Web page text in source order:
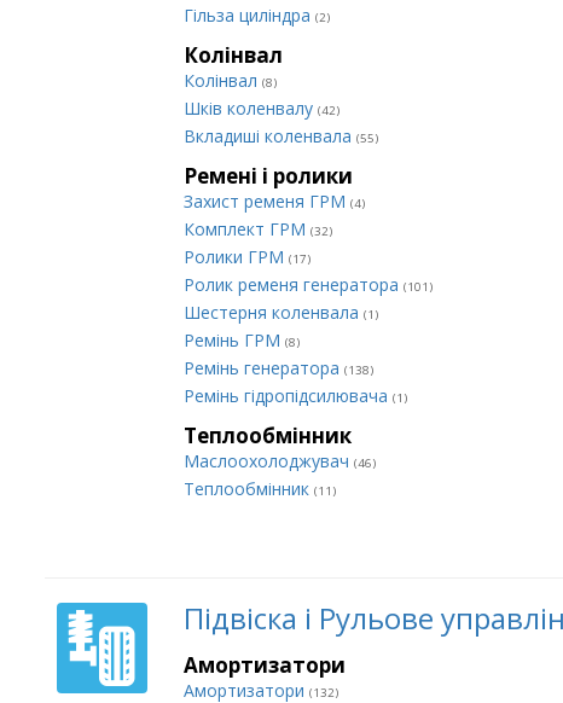
Гільза циліндра (2)
Колінвал
Колінвал (8)
Шків коленвалу (42)
Вкладиші коленвала (55)
Ремені і ролики
Захист ременя ГРМ (4)
Комплект ГРМ (32)
Ролики ГРМ (17)
Ролик ременя генератора (101)
Шестерня коленвала (1)
Ремінь ГРМ (8)
Ремінь генератора (138)
Ремінь гідропідсилювача (1)
Теплообмінник
Маслоохолоджувач (46)
Теплообмінник (11)
Підвіска і Рульове
Амортизатори
Амортизатори (132)